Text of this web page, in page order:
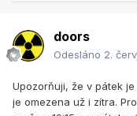
doors
Odesláno 2.
Upozorňuji, že v pátek
je omezena už i zítra.